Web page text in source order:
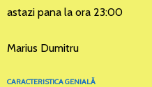
astazi pana la ora 23:00
Marius Dumitru
CARACTERISTICA GENIALĂ